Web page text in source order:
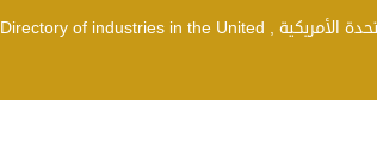
دليل الصناعات في الولايات المتحدة الأمريكية , شركات صناعية في الولايات المتحدة الأمريكية , Directory of industries in the United